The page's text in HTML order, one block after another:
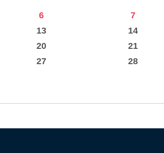
6 7
13 14
20 21
27 28